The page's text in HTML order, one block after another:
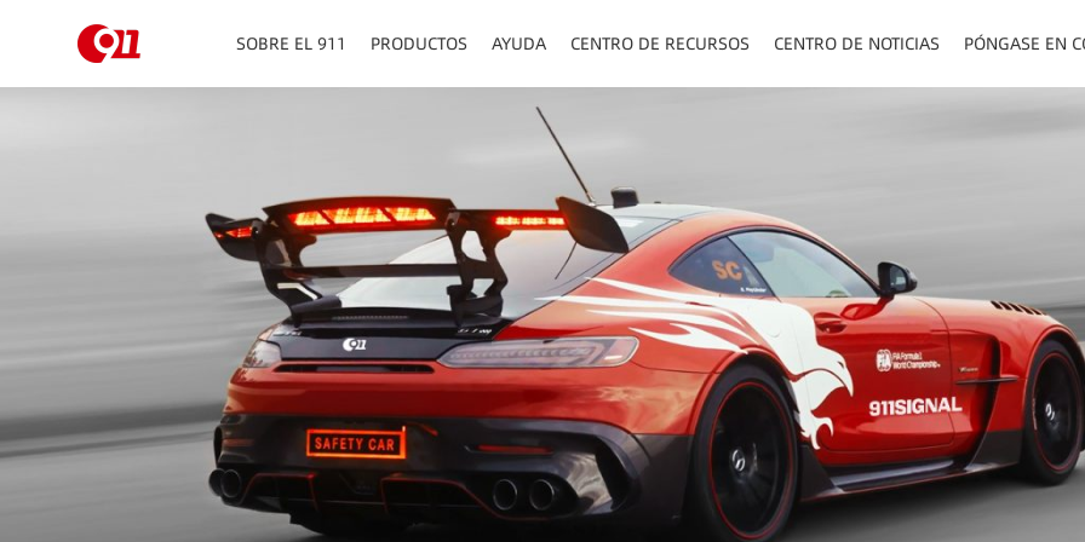
SOBRE EL 911 PRODUCTOS AYUDA CENTRO DE RECURSOS CENTRO DE NOTICIAS PÓNGASE EN